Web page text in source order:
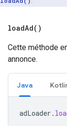
loadAd( )
Cette méthode
annonce.
Java
adLoader .